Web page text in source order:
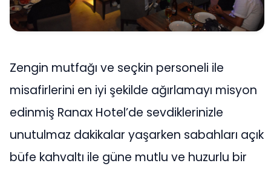
Zengin mutfağı ve seçkin personeli ile
misafirlerini en iyi şekilde ağırlamayı misyon
edinmiş Ranax Hotel’de sevdiklerinizle
unutulmaz dakikalar yaşarken sabahları açık
büfe kahvaltı ile güne mutlu ve huzurlu bir